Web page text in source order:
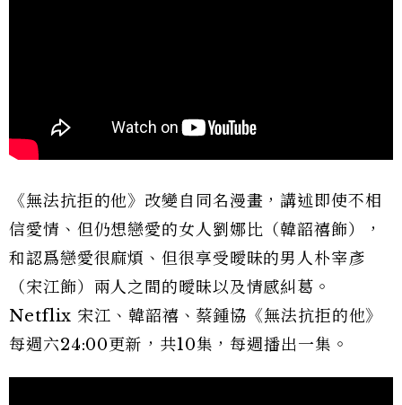
《無法抗拒的他》改變自同名漫畫，講述即使不相
信愛情、但仍想戀愛的女人劉娜比（韓韶禧飾），
和認爲戀愛很麻煩、但很享受曖昧的男人朴宰彥
（宋江飾）兩人之間的曖昧以及情感糾葛。
Netflix 宋江、韓韶禧、蔡鍾協《無法抗拒的他》
每週六24:00更新，共10集，每週播出一集。